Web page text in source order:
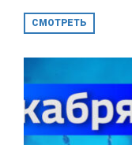
СМОТРЕТЬ